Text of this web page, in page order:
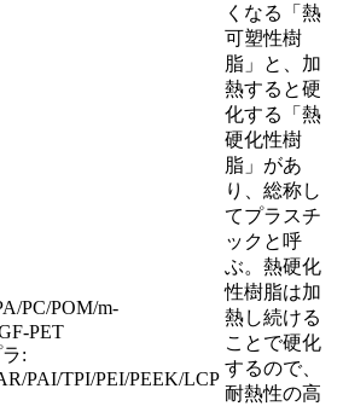
PC/POM/m-
PET
:
PAI/TPI/PEI/PEEK/LCP
くなる「熱
可塑性樹
脂」と、加
熱すると硬
化する「熱
硬化性樹
脂」があ
り、総称し
てプラスチ
ックと呼
ぶ。熱硬化
性樹脂は加
熱し続ける
ことで硬化
するので、
耐熱性の高